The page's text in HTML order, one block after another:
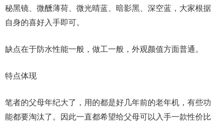
秘黑镜、微醺薄荷、微光晴蓝、暗影黑、深空蓝，大家根据
自身的喜好入手即可。
缺点在于防水性能一般，做工一般，外观颜值方面普通。
特点体现
笔者的父母年纪大了，用的都是好几年前的老年机，有些功
能都要淘汰了。因此一直都希望给父母可以入手一款性价比